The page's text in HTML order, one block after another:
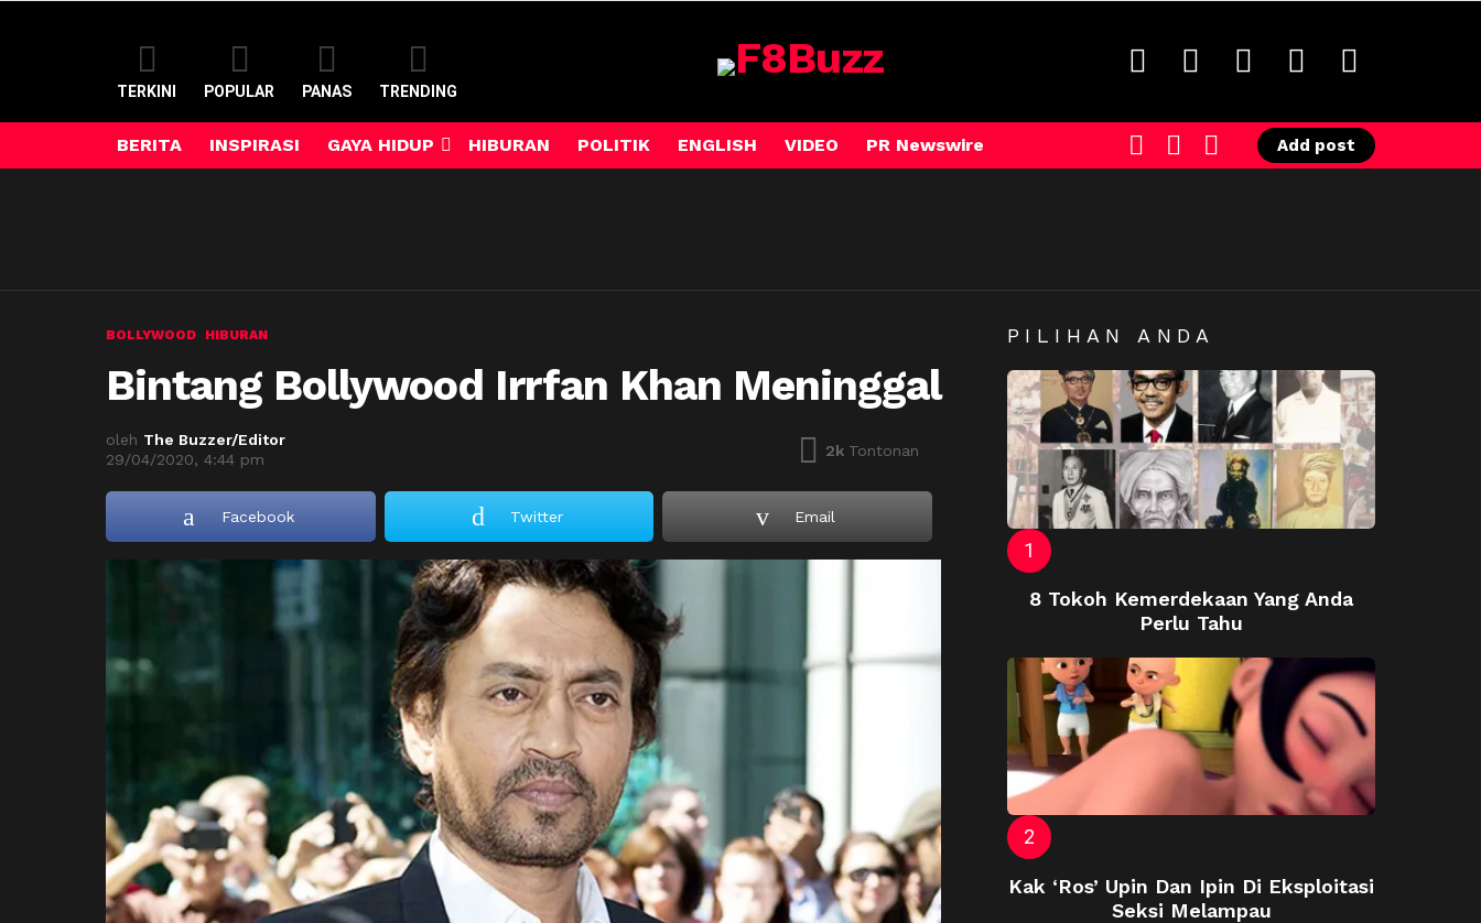
TERKINI POPULAR PANAS TRENDING
BERITA INSPIRASI GAYA HIDUP HIBURAN POLITIK ENGLISH VIDEO PR Newswire
SWITCHSEARCHLOGIN
Add post
BOLLYWOOD HIBURAN
Bintang Bollywood Irrfan Khan Meninggal
oleh The Buzzer/Editor
29/04/2020, 4:44 pm
2k Tontonan
Facebook Twitter Email
PILIHAN ANDA
8 Tokoh Kemerdekaan Yang Anda
Perlu Tahu
Kak ‘Ros’ Upin Dan Ipin Di Eksploitasi
Seksi Melampau